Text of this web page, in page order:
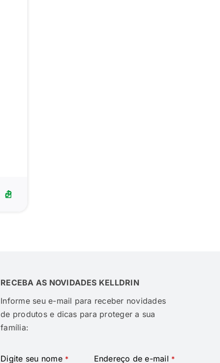
RECEBA AS NOVIDADES KELLDRIN
Informe seu e-mail para receber novidades
de produtos e dicas para proteger a sua
família:
Digite seu nome * Endereço de e-mail *